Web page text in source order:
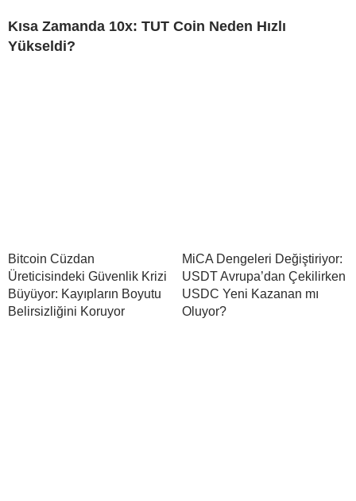
Kısa Zamanda 10x: TUT Coin Neden Hızlı
Yükseldi?
Bitcoin Cüzdan
Üreticisindeki Güvenlik Krizi
Büyüyor: Kayıpların Boyutu
Belirsizliğini Koruyor
MiCA Dengeleri Değiştiriyor:
USDT Avrupa’dan Çekilirken
USDC Yeni Kazanan mı
Oluyor?